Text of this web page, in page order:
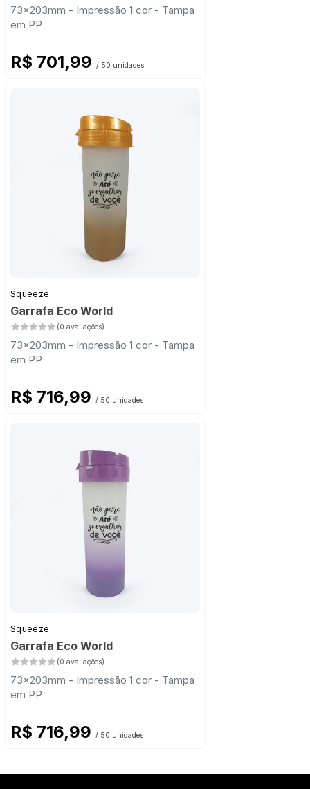
73x203mm - Impressão 1 cor - Tampa
em PP
R$ 701,99 / 50 unidades
Squeeze
Garrafa Eco World
(0 avaliações)
73x203mm - Impressão 1 cor - Tampa
em PP
R$ 716,99 / 50 unidades
Squeeze
Garrafa Eco World
(0 avaliações)
73x203mm - Impressão 1 cor - Tampa
em PP
R$ 716,99 / 50 unidades